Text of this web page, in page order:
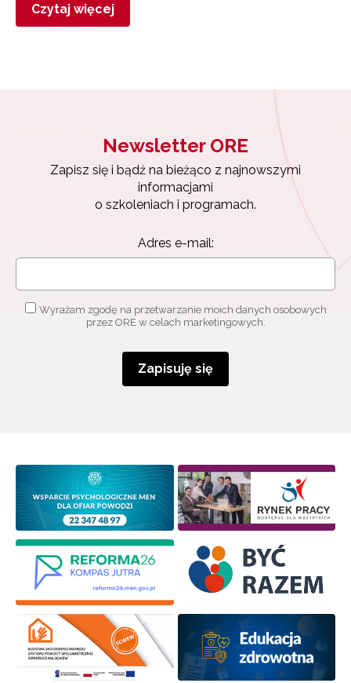
Czytaj więcej
Newsletter ORE
Zapisz się i bądź na bieżąco z najnowszymi
informacjami
o szkoleniach i programach.
Adres e-mail:
Wyrażam zgodę na przetwarzanie moich danych osobowych
przez ORE w celach marketingowych.
Zapisuję się